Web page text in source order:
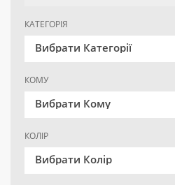
КАТЕГОРІЯ
Вибрати Категорії
КОМУ
Вибрати Кому
КОЛІР
Вибрати Колір